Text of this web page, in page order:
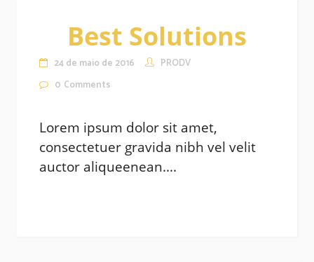
Best Solutions
24 de maio de 2016
PRODV
0 Comments
Lorem ipsum dolor sit amet,
consectetuer gravida nibh vel velit
auctor aliqueenean....